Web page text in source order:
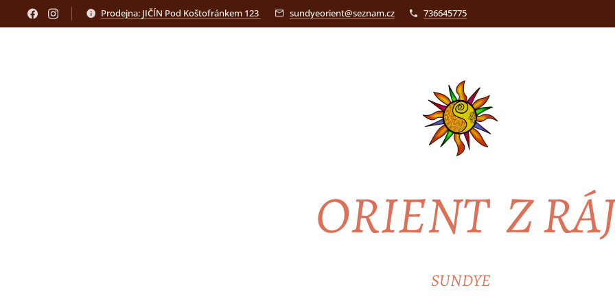
Prodejna: JIČÍN Pod Koštofránkem 123 sundyeorient@seznam.cz 736645775
ORIENT Z
SUNDYE